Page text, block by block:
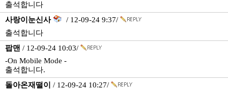
출석합니다
사랑이눈신사
/ 12-09-24 9:37/
출석합니다
팝맨 / 12-09-24 10:03/
-On Mobile Mode -
출석합니다.
돌아온재떨이
/ 12-09-24 10:27/